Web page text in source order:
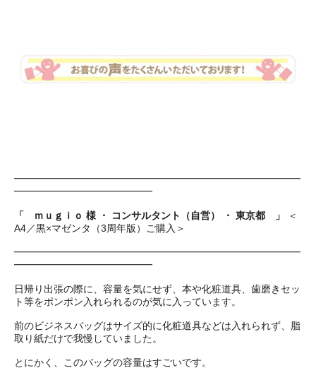
━━━━━━━━━━━━━━━━━━━━━━━━━━━━━
━━━━━━━━━━━━━━
「 ｍｕｇｉｏ 様 ・ コンサルタント（自営） ・ 東京都 」
＜
A4／黒×マゼンタ（3周年版）ご購入＞
━━━━━━━━━━━━━━━━━━━━━━━━━━━━━
━━━━━━━━━━━━━━
日帰り出張の際に、容量を気にせず、本や化粧道具、歯磨きセッ
ト等をポンポン入れられるのが気に入っています。
前のビジネスバッグはサイズ的に化粧道具などは入れられず、脂
取り紙だけで我慢していました。
とにかく、このバッグの容量はすごいです。